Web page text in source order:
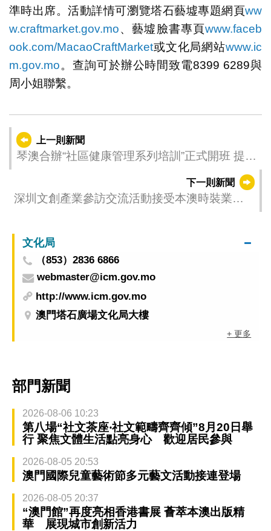
準時出席。活動詳情可瀏覽塔石藝墟專題網頁ww
w.craftmarket.gov.mo、藝墟臉書專頁www.faceb
ook.com/MacaoCraftMarket或文化局網站www.ic
m.gov.mo。查詢可於辦公時間致電8399 6289與
周小姐聯繫。
上一則新聞
琴澳合辦“社區健康管理系列培訓”正式開班 提升
下一則新聞
深圳文創產業參訪交流活動接受本澳時裝業界
文化局
（853）2836 6866
webmaster@icm.gov.mo
http://www.icm.gov.mo
澳門塔石廣場文化局大樓
+ 更多
部門新聞
2026-08-06 10:23
第八場“社文茶座‧社文範疇齊齊傾”8月20日舉
行 聚焦文體生活點亮身心 歡迎居民參與
2026-08-05 20:53
澳門國際兒童藝術節多元藝文活動接連登場
2026-08-05 20:37
“澳門館”再度亮相香港書展 薈萃本澳出版精
華 展現城市創新活力